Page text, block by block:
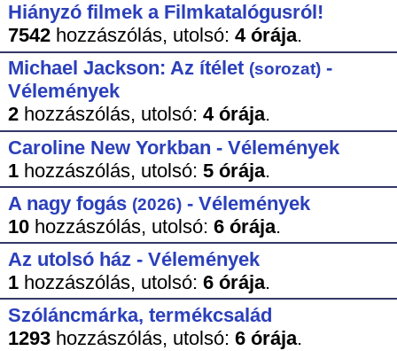
Hiányzó filmek a Filmkatalógusról!
7542hozzászólás, utolsó: 4 órája.
Michael Jackson: Az ítélet (sorozat)-
Vélemények
2hozzászólás, utolsó: 4 órája.
Caroline New Yorkban - Vélemények
1hozzászólás, utolsó: 5 órája.
A nagy fogás (2026)- Vélemények
10hozzászólás, utolsó: 6 órája.
Az utolsó ház - Vélemények
1hozzászólás, utolsó: 6 órája.
Szóláncmárka, termékcsalád
1293hozzászólás, utolsó: 6 órája.